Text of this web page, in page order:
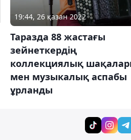
19:44, 26 қазан 2022
Таразда 88 жастағы
зейнеткердің
коллекциялық
мен музыкалық аспабы
ұрланды